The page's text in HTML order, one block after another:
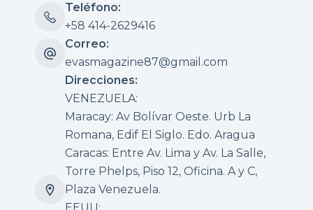
Teléfono:
+58 414-2629416
Correo:
evasmagazine87@gmail.com
Direcciones:
VENEZUELA:
Maracay: Av Bolívar Oeste. Urb La
Romana, Edif El Siglo. Edo. Aragua
Caracas: Entre Av. Lima y Av. La Salle,
Torre Phelps, Piso 12, Oficina. A y C,
Plaza Venezuela.